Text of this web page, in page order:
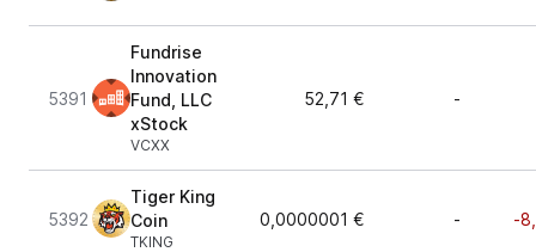
5391
Fundrise
Innovation
Fund, LLC
xStock
VCXX
52,71 € -
5392
Tiger King
Coin
TKING
0,0000001 € - -